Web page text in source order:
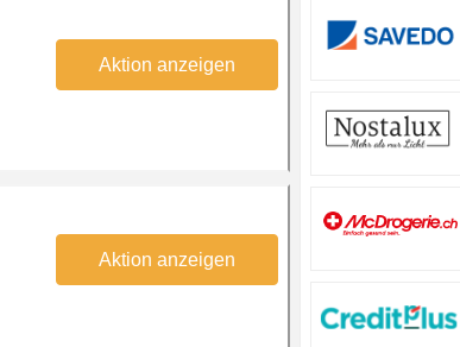
Aktion anzeigen
Aktion anzeigen